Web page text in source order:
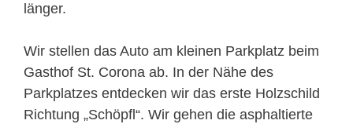
länger.
Wir stellen das Auto am kleinen Parkplatz beim
Gasthof St. Corona ab. In der Nähe des
Parkplatzes entdecken wir das erste Holzschild
Richtung „Schöpfl“. Wir gehen die asphaltierte